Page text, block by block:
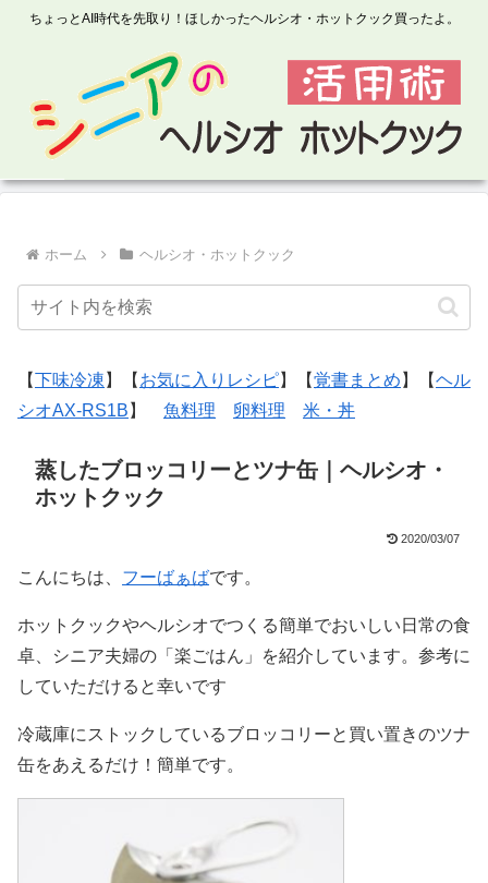
ちょっとAI時代を先取り！ほしかったヘルシオ・ホットクック買ったよ。
ホーム ヘルシオ・ホットクック
【下味冷凍 】【 お気に入りレシピ】【覚書まとめ 】【ヘル
シオAX-RS1B 】 魚料理 卵料理 米・丼
蒸したブロッコリーとツナ缶｜ヘルシオ・
ホットクック
2020/03/07
こんにちは、 フーばぁばです。
ホットクックやヘルシオでつくる簡単でおいしい日常の食
卓、シニア夫婦の「楽ごはん」を紹介しています。参考に
していただけると幸いです
冷蔵庫にストックしているブロッコリーと買い置きのツナ
缶をあえるだけ！簡単です。